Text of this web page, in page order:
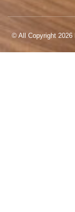
© All Copyright